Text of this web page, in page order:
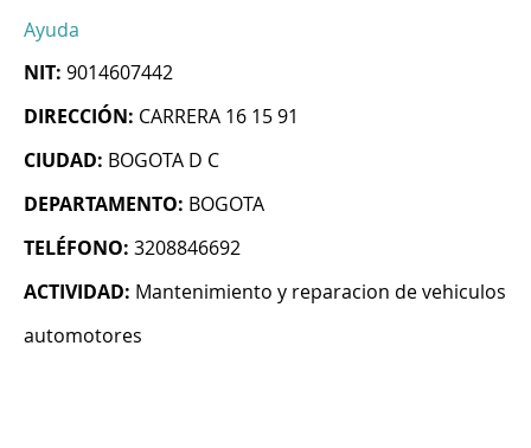
Ayuda
NIT: 9014607442
DIRECCIÓN: CARRERA 16 15 91
CIUDAD: BOGOTA D C
DEPARTAMENTO: BOGOTA
TELÉFONO: 3208846692
ACTIVIDAD: Mantenimiento y reparacion de vehiculos
automotores